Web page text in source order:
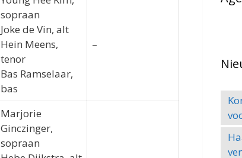
sopraan
Joke de Vin, alt
Hein Meens,
tenor
Bas Ramselaar,
bas
–
Marjorie
Ginczinger,
sopraan